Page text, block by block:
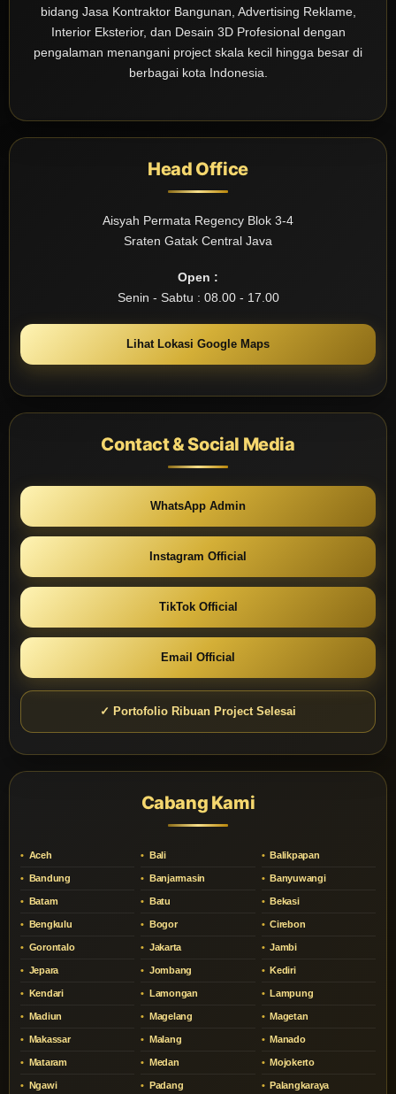
bidang Jasa Kontraktor Bangunan, Advertising Reklame,
Interior Eksterior, dan Desain 3D Profesional dengan
pengalaman menangani project skala kecil hingga besar di
berbagai kota Indonesia.
Head Office
Aisyah Permata Regency Blok 3-4
Sraten Gatak Central Java
Open :
Senin - Sabtu : 08.00 - 17.00
Lihat Lokasi Google Maps
Contact & Social Media
WhatsApp Admin
Instagram Official
TikTok Official
Email Official
✓ Portofolio Ribuan Project Selesai
Cabang Kami
Aceh Bali Balikpapan
Bandung Banjarmasin Banyuwangi
Batam Batu Bekasi
Bengkulu Bogor Cirebon
Gorontalo Jakarta Jambi
Jepara Jombang Kediri
Kendari Lamongan Lampung
Madiun Magelang Magetan
Makassar Malang Manado
Mataram Medan Mojokerto
Ngawi Padang Palangkaraya